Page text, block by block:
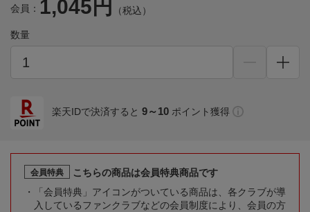
会員： 1,045円 （税込）
数量
楽天IDで決済すると 9～10 ポイント獲得
会員特典
こちらの商品は会員特典商品です
「会員特典」アイコンがついている商品は、各クラブが導
入しているファンクラブなどの会員制度により、会員の方